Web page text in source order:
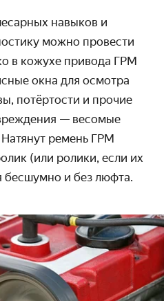
навыков и
можно провести
в кожухе привода ГРМ
окна для осмотра
потёртости и прочие
— весомые
ремень ГРМ
(или ролики, если их
бесшумно и без люфта.